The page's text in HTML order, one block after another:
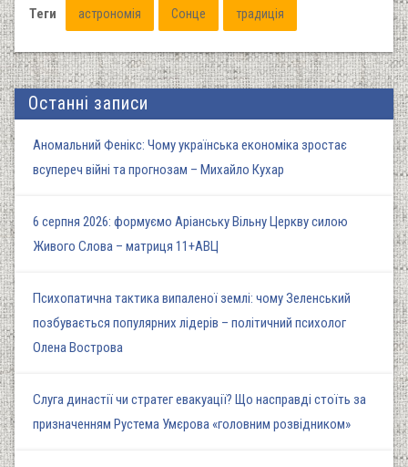
Теги астрономія Сонце традиція
Останні записи
Аномальний Фенікс: Чому українська економіка зростає
всупереч війні та прогнозам – Михайло Кухар
6 серпня 2026: формуємо Аріанську Вільну Церкву силою
Живого Слова – матриця 11+АВЦ
Психопатична тактика випаленої землі: чому Зеленський
позбувається популярних лідерів – політичний психолог
Олена Вострова
Слуга династії чи стратег евакуації? Що насправді стоїть за
призначенням Рустема Умєрова «головним розвідником»